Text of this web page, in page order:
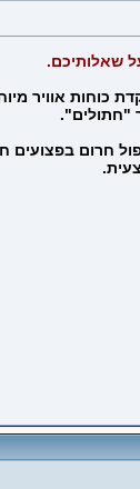
למפקדת כוחות
"חתולים".
חרום בפצועים